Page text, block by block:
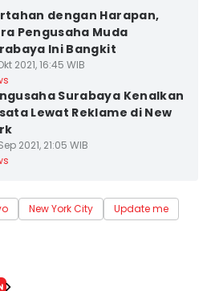
dengan Harapan,
Pengusaha Muda
Ini Bangkit
2021, 16:45 WIB
Surabaya Kenalkan
Lewat Reklame di New
2021, 21:05 WIB
New York City Update me